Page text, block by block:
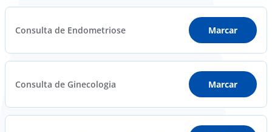
Consulta de Endometriose Marcar
Consulta de Ginecologia Marcar